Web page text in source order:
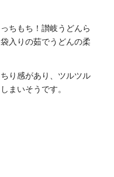
ちもち！讃岐うどんら
入りの茹でうどんの柔
り感があり、ツルツル
まいそうです。